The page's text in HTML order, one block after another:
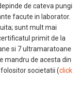
de cateva pungi
facute in laborator.
sunt mult mai
primit de la
si 7 ultramaratoane
mandru de acesta din
societatii (click